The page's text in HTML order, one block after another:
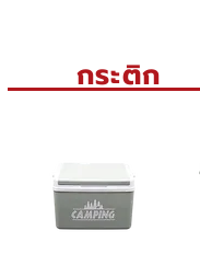
กระติก